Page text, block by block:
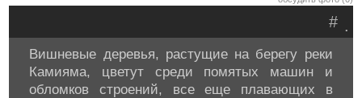
.
#
Вишневые деревья, растущие на берегу реки
Камияма, цветут среди помятых машин и
обломков строений, все еще плавающих в